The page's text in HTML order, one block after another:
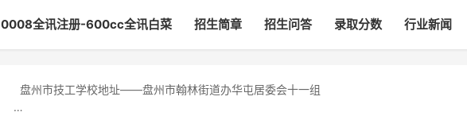
0008全讯注册-600cc全讯白菜 招生简章 招生问答 录取分数 行业新闻
盘州市技工学校地址——盘州市翰林街道办华屯居委会十一组